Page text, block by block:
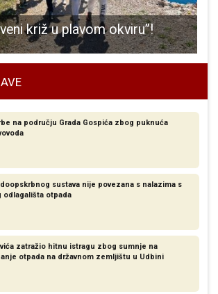
križ u plavom okviru”!
na području Grada Gospića zbog puknuća
sustava nije povezana s nalazima s
otpada
zatražio hitnu istragu zbog sumnje na
otpada na državnom zemljištu u Udbini